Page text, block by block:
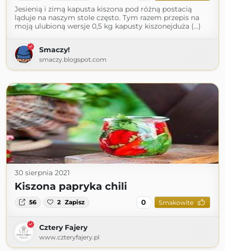
Jesienią i zimą kapusta kiszona pod różną postacią
ląduje na naszym stole często. Tym razem przepis na
moją ulubioną wersje 0,5 kg kapusty kiszonejduża (...)
Smaczy!
smaczy.blogspot.com
30 sierpnia 2021
Kiszona papryka chili
56 2 Zapisz 0 Smakowite
Cztery Fajery
www.czteryfajery.pl